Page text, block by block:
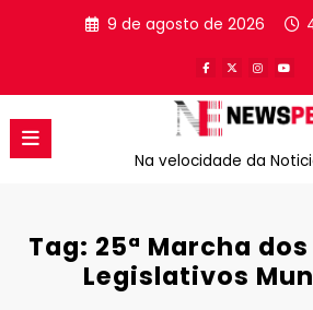
9 de agosto de 2026
Na velocidade da
Tag: 25ª Marcha
Legislativos